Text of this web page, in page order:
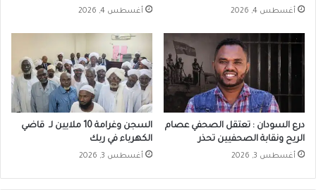
أغسطس 4, 2026 أغسطس 4, 2026
درع السودان : تعتقل الصحفي عصام
الريح ونقابة الصحفيين تحذر
أغسطس 3, 2026
السجن وغرامة 10 ملايين لـ قاضي
الكهرباء في ربك
أغسطس 3, 2026